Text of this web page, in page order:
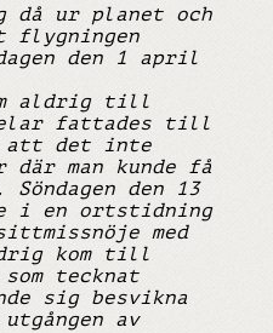
då ur planet och
flygningen
den 1 april
aldrig till
fattades till
att det inte
där man kunde få
Söndagen den 13
i en ortstidning
med
kom till
tecknat
sig besvikna
av